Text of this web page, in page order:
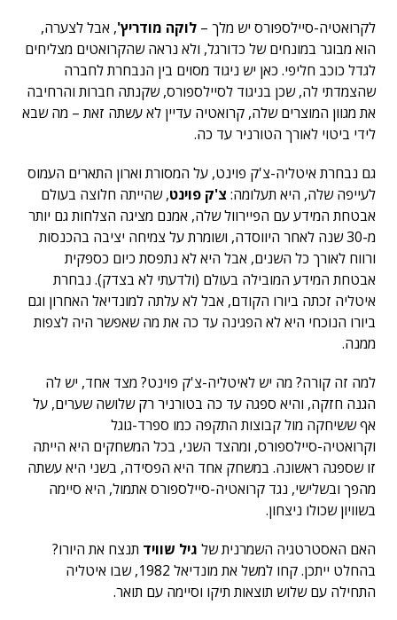
לקרואטיה-סיילספורס יש מלך – לוקה מודריץ', אבל לצערה,
הוא מבוגר במונחים של כדורגל, ולא נראה שהקרואטים מצליחים
לגדל כוכב חליפי. כאן יש ניגוד מסוים בין הנבחרת לחברה
שהצמדתי לה, שכן בניגוד לסיילספורס, שקנתה חברות והרחיבה
את מגוון המוצרים שלה, קרואטיה עדיין לא עשתה זאת – מה שבא
לידי ביטוי לאורך הטורניר עד כה.
גם נבחרת איטליה-צ'ק פוינט, על המסורת וארון התארים העמוס
לעייפה שלה, היא תעלומה: צ'ק פוינט, שהייתה חלוצה בעולם
אבטחת המידע עם הפיירוול שלה, אמנם מציגה הצלחות גם יותר
מ-30 שנה לאחר היווסדה, ושומרת על צמיחה יציבה בהכנסות
ורווח לאורך כל השנים, אבל היא לא נתפסת כיום כספקית
אבטחת המידע המובילה בעולם (ולדעתי לא בצדק). נבחרת
איטליה זכתה ביורו הקודם, אבל לא עלתה למונדיאל האחרון וגם
ביורו הנוכחי היא לא הפגינה עד כה את מה שאפשר היה לצפות
ממנה.
למה זה קורה? מה יש לאיטליה-צ'ק פוינט? מצד אחד, יש לה
הגנה חזקה, והיא ספגה עד כה בטורניר רק שלושה שערים, על
אף ששיחקה מול קבוצות התקפה כמו ספרד-גוגל
וקרואטיה-סיילספורס, ומהצד השני, בכל המשחקים היא הייתה
זו שספגה ראשונה. במשחק אחד היא הפסידה, בשני היא עשתה
מהפך ובשלישי, נגד קרואטיה-סיילספורס אתמול, היא סיימה
בשוויון שכולו ניצחון.
האם האסטרטגיה השמרנית של גיל שוויד תנצח את היורו?
בהחלט ייתכן. קחו למשל את מונדיאל 1982, שבו איטליה
התחילה עם שלוש תוצאות תיקו וסיימה עם תואר.